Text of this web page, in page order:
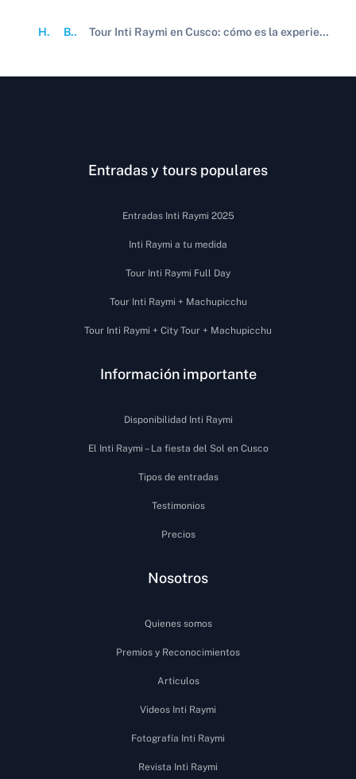
Home Blog Tour Inti Raymi en Cusco: cómo es la experiencia de la Fiesta del Sol
Entradas y tours populares
Entradas Inti Raymi 2025
Inti Raymi a tu medida
Tour Inti Raymi Full Day
Tour Inti Raymi + Machupicchu
Tour Inti Raymi + City Tour + Machupicchu
Información importante
Disponibilidad Inti Raymi
El Inti Raymi – La fiesta del Sol en Cusco
Tipos de entradas
Testimonios
Precios
Nosotros
Quienes somos
Premios y Reconocimientos
Articulos
Videos Inti Raymi
Fotografía Inti Raymi
Revista Inti Raymi